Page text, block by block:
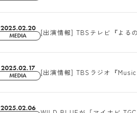
2025.02.20
MEDIA [出演情報] TBSテレビ『よる
2025.02.17
MEDIA [出演情報] TBSラジオ『
2025.02.06